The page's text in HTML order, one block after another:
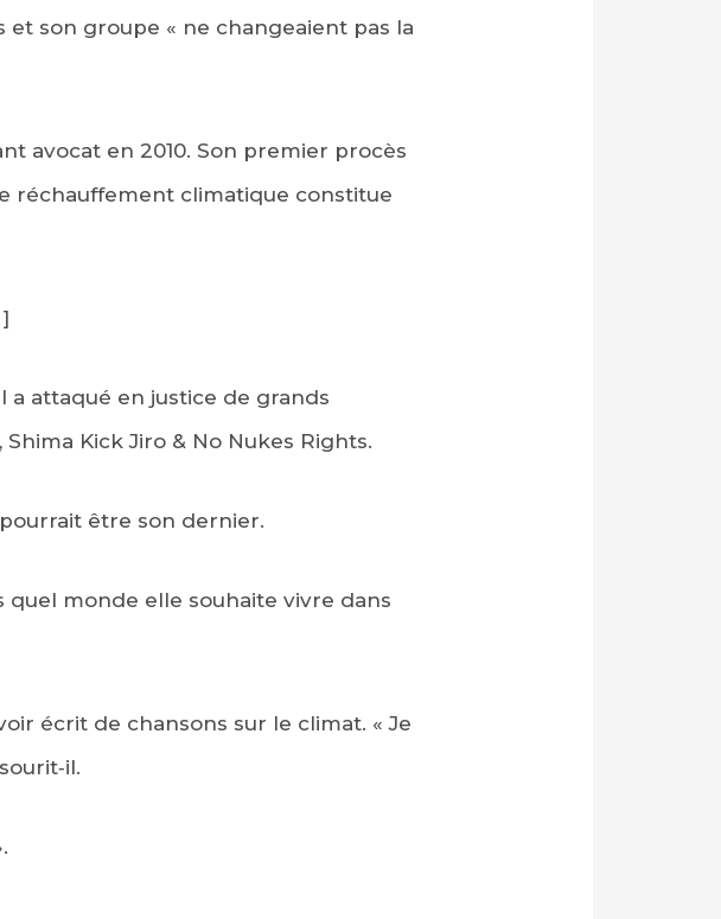
et son groupe « ne changeaient pas la
avocat en 2010. Son premier procès
réchauffement climatique constitue
]
a attaqué en justice de grands
Kick Jiro & No Nukes Rights.
être son dernier.
quel monde elle souhaite vivre dans
écrit de chansons sur le climat. « Je